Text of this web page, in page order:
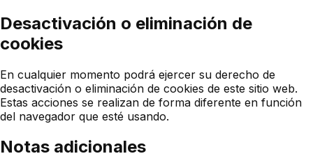
Desactivación o eliminación de
cookies
En cualquier momento podrá ejercer su derecho de
desactivación o eliminación de cookies de este sitio web.
Estas acciones se realizan de forma diferente en función
del navegador que esté usando.
Notas adicionales